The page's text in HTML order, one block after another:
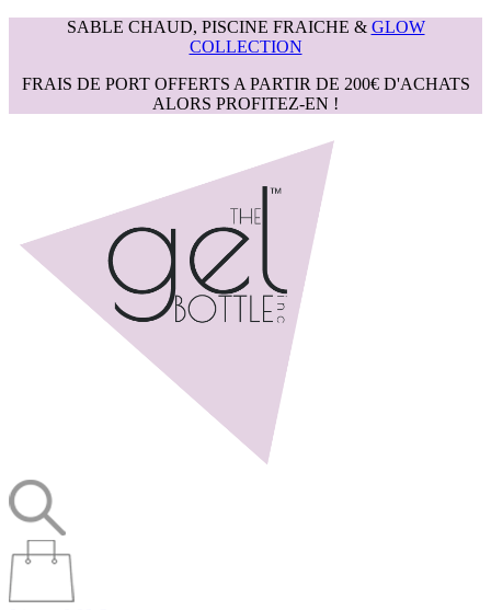
SABLE CHAUD, PISCINE FRAICHE & GLOW
COLLECTION
FRAIS DE PORT OFFERTS A PARTIR DE 200€ D'ACHATS
ALORS PROFITEZ-EN !